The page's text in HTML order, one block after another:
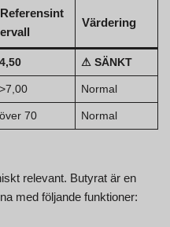
Referensint
ervall
Värdering
4,50 ⚠ SÄNKT
>7,00 Normal
över 70 Normal
relevant. Butyrat är en
med följande funktioner: